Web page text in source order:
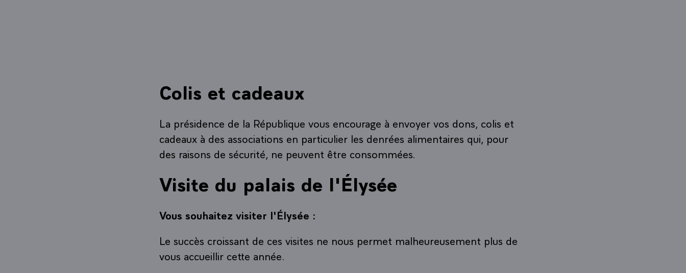
Colis et cadeaux
La présidence de la République vous encourage à envoyer vos dons, colis et
cadeaux à des associations en particulier les denrées alimentaires qui, pour
des raisons de sécurité, ne peuvent être consommées.
Visite du palais de l'Élysée
Vous souhaitez visiter l'Élysée :
Le succès croissant de ces visites ne nous permet malheureusement plus de
vous accueillir cette année.